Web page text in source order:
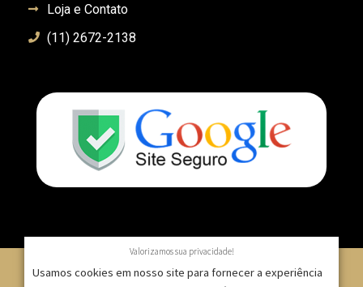
Loja e Contato
(11) 2672-2138
Valorizamos sua privacidade!
Usamos cookies em nosso site para fornecer a experiência